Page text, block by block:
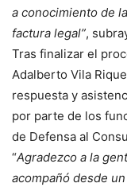
a conocimiento de
factura legal”,
Tras finalizar el
Adalberto Vila
respuesta y
por parte de los
de Defensa al
“Agradezco a la
acompañó desde